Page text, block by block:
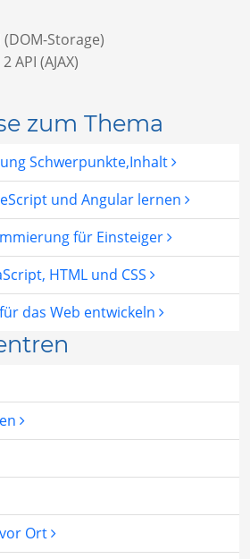
Storage)
API (AJAX)
zum Thema
Schwerpunkte,Inhalt
und Angular lernen
für Einsteiger
HTML und CSS
das Web entwickeln
Ort